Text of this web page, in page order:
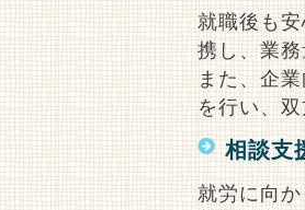
就職後も
携し、業
また、企
を行い、
相談支
就労に向